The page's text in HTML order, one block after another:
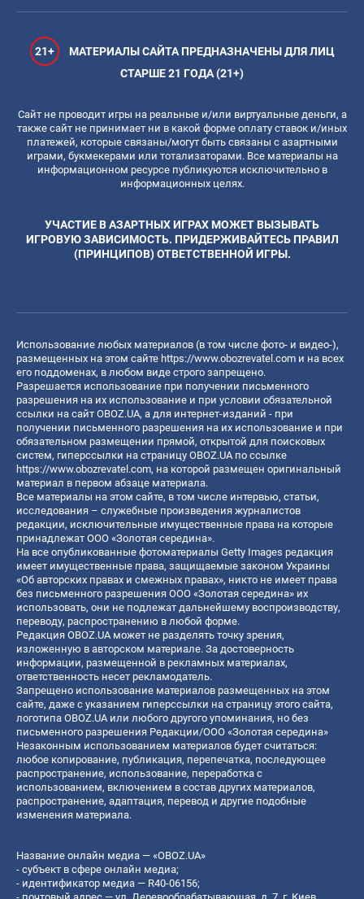
21+
МАТЕРИАЛЫ САЙТА ПРЕДНАЗНАЧЕНЫ ДЛЯ ЛИЦ
СТАРШЕ 21 ГОДА (21+)
Сайт не проводит игры на реальные и/или виртуальные деньги, а
также сайт не принимает ни в какой форме оплату ставок и/иных
платежей, которые связаны/могут быть связаны с азартными
играми, букмекерами или тотализаторами. Все материалы на
информационном ресурсе публикуются исключительно в
информационных целях.
УЧАСТИЕ В АЗАРТНЫХ ИГРАХ МОЖЕТ ВЫЗЫВАТЬ
ИГРОВУЮ ЗАВИСИМОСТЬ. ПРИДЕРЖИВАЙТЕСЬ ПРАВИЛ
(ПРИНЦИПОВ) ОТВЕТСТВЕННОЙ ИГРЫ.
Использование любых материалов (в том числе фото- и видео-),
размещенных на этом сайте https://www.obozrevatel.com и на всех
его поддоменах, в любом виде строго запрещено.
Разрешается использование при получении письменного
разрешения на их использование и при условии обязательной
ссылки на сайт OBOZ.UA, а для интернет-изданий - при
получении письменного разрешения на их использование и при
обязательном размещении прямой, открытой для поисковых
систем, гиперссылки на страницу OBOZ.UA по ссылке
https://www.obozrevatel.com, на которой размещен оригинальный
материал в первом абзаце материала.
Все материалы на этом сайте, в том числе интервью, статьи,
исследования – служебные произведения журналистов
редакции, исключительные имущественные права на которые
принадлежат ООО «Золотая середина».
На все опубликованные фотоматериалы Getty Images редакция
имеет имущественные права, защищаемые законом Украины
«Об авторских правах и смежных правах», никто не имеет права
без письменного разрешения ООО «Золотая середина» их
использовать, они не подлежат дальнейшему воспроизводству,
переводу, распространению в любой форме.
Редакция OBOZ.UA может не разделять точку зрения,
изложенную в авторском материале. За достоверность
информации, размещенной в рекламных материалах,
ответственность несет рекламодатель.
Запрещено использование материалов размещенных на этом
сайте, даже с указанием гиперссылки на страницу этого сайта,
логотипа OBOZ.UA или любого другого упоминания, но без
письменного разрешения Редакции/ООО «Золотая середина»
Незаконным использованием материалов будет считаться:
любое копирование, публикация, перепечатка, последующее
распространение, использование, переработка с
использованием, включением в состав других материалов,
распространение, адаптация, перевод и другие подобные
изменения материала.
Название онлайн медиа — «OBOZ.UA»
- субъект в сфере онлайн медиа;
- идентификатор медиа — R40-06156;